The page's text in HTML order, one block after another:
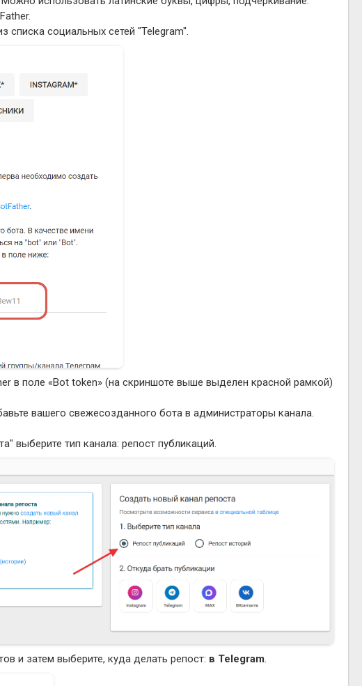
списка социальных сетей "Telegram".
в поле «Bot token» (на скриншоте выше выделен красной рамкой)
вашего свежесозданного бота в администраторы канала.
выберите тип канала: репост публикаций.
и затем выберите, куда делать репост: в Telegram.